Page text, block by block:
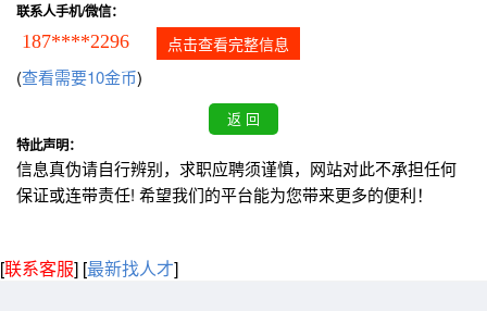
联系人手机/微信：
187****2296 点击查看完整信息
(查看需要10金币)
特此声明：
信息真伪请自行辨别，求职应聘须谨慎，网站对此不承担任何
保证或连带责任! 希望我们的平台能为您带来更多的便利！
[联系客服] [最新找人才]